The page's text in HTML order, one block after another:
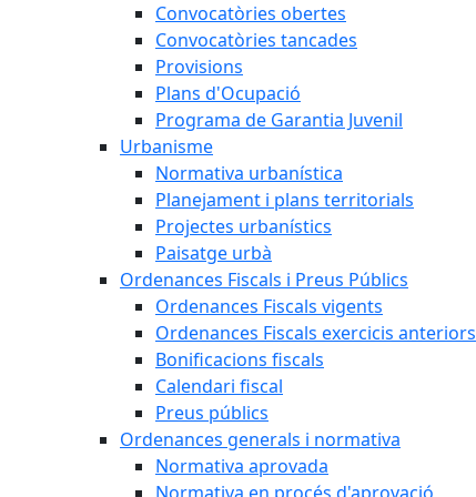
Convocatòries obertes
Convocatòries tancades
Provisions
Plans d'Ocupació
Programa de Garantia Juvenil
Urbanisme
Normativa urbanística
Planejament i plans territorials
Projectes urbanístics
Paisatge urbà
Ordenances Fiscals i Preus Públics
Ordenances Fiscals vigents
Ordenances Fiscals exercicis anteriors
Bonificacions fiscals
Calendari fiscal
Preus públics
Ordenances generals i normativa
Normativa aprovada